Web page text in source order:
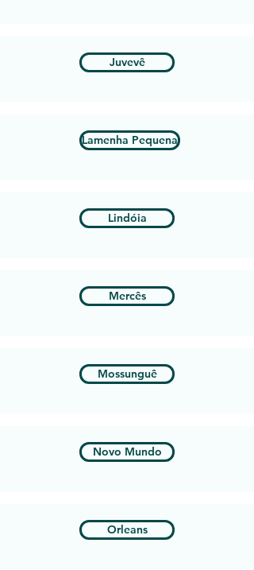
Juvevê
Lamenha Pequena
Lindóia
Mercês
Mossunguê
Novo Mundo
Orleans